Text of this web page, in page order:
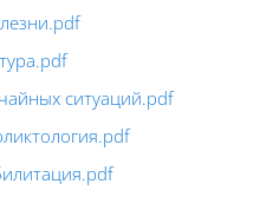
ситуаций.pdf